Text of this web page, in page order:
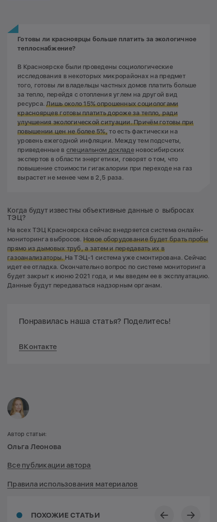
Готовы ли красноярцы больше платить за экологичное
теплоснабжение?
В Красноярске были проведены социологические
исследования в некоторых микрорайонах на предмет
того, готовы ли владельцы частных домов платить больше
за тепло, перейдя с отопления углем на другой вид
ресурса.Лишь около 15% опрошенных социологами
красноярцев готовы платить дороже за тепло, ради
улучшения экологической ситуации. Причём готовы при
повышении цен не более 5%, то есть фактически на
уровень ежегодной инфляции. Между тем подсчеты,
приведенные в специальном докладеновосибирских
экспертов в области энергетики, говорят о том, что
повышение стоимости гигакалории при переходе на газ
вырастет не менее чем в 2,5 раза.
Когда будут известны объективные данные о выбросах
ТЭЦ?
На всех ТЭЦ Красноярска сейчас внедряется система онлайн-
мониторинга выбросов. Новое оборудование будет брать пробы
прямо из дымовых труб, а затем и передавать их в
газоанализаторы.На ТЭЦ-1 система уже смонтирована. Сейчас
идет ее отладка. Окончательно вопрос по системе мониторинга
будет закрыт к июню 2021 года, и мы введем ее в эксплуатацию.
Данные будут передаваться надзорным органам.
Понравилась наша статья? Поделитесь!
ВКонтакте
ПОХОЖИЕ СТАТЬИ
Автор статьи:
Ольга Леонова
Все публикации автора
Правила использования материалов